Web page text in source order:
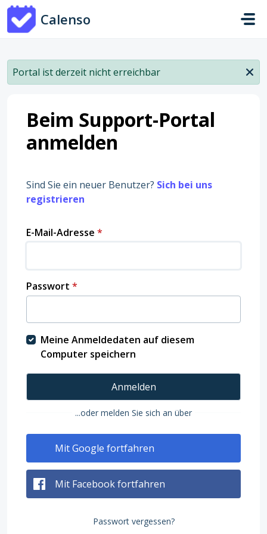
Zum hauptsächlichen Inhalt gehen
Calenso
Portal ist derzeit nicht erreichbar
Beim Support-Portal
anmelden
Sind Sie ein neuer Benutzer? Sich bei uns
registrieren
E-Mail-Adresse *
Passwort *
Meine Anmeldedaten auf diesem
Computer speichern
Anmelden
...oder melden Sie sich an über
Mit Google fortfahren
Mit Facebook fortfahren
Passwort vergessen?